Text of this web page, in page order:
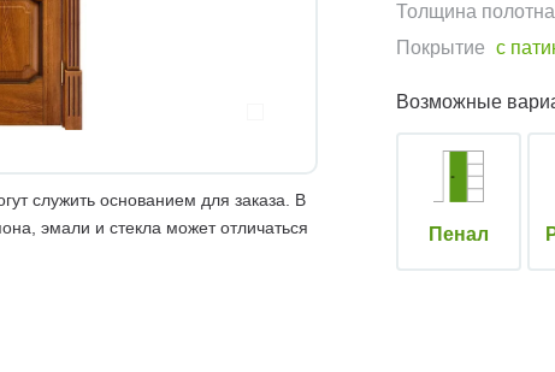
служить основанием для заказа. В
эмали и стекла может отличаться
Толщина полотна
Покрытие с
Возможные
Пенал